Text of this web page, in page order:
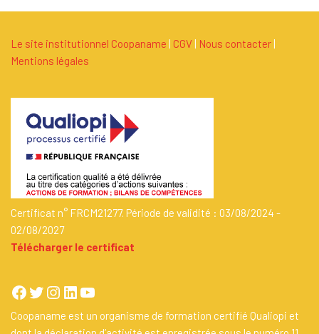
Le site institutionnel Coopaname CGV Nous contacter
Mentions légales
Certificat n° FRCM21277. Période de validité : 03/08/2024 -
02/08/2027
Télécharger le certificat
Coopaname est un organisme de formation certifié Qualiopi et